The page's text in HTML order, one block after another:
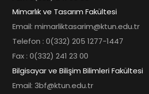
Mimarlık ve Tasarım Fakültesi
Email: mimarliktasarim@ktun.edu.tr
Telefon : 0(332) 205 1277-1447
Fax : 0(332) 241 23 00
Bilgisayar ve Bilişim Bilimleri Fakültesi
Email: 3bf@ktun.edu.tr